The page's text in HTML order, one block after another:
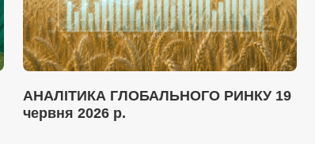
АНАЛІТИКА ГЛОБАЛЬНОГО РИНКУ 19
червня 2026 р.